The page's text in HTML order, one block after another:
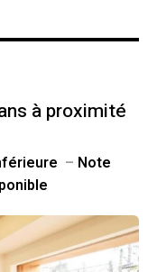
à proximité
– Note